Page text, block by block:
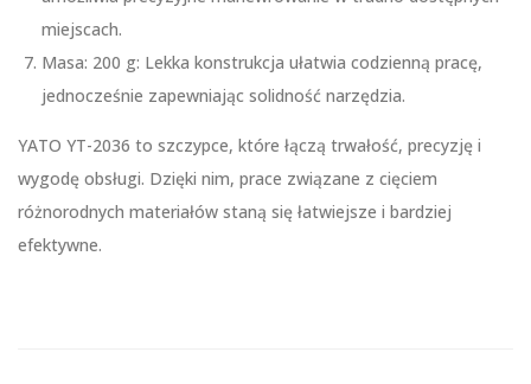
miejscach.
Masa: 200 g: Lekka konstrukcja ułatwia codzienną pracę,
jednocześnie zapewniając solidność narzędzia.
YATO YT-2036 to szczypce, które łączą trwałość, precyzję i
wygodę obsługi. Dzięki nim, prace związane z cięciem
różnorodnych materiałów staną się łatwiejsze i bardziej
efektywne.